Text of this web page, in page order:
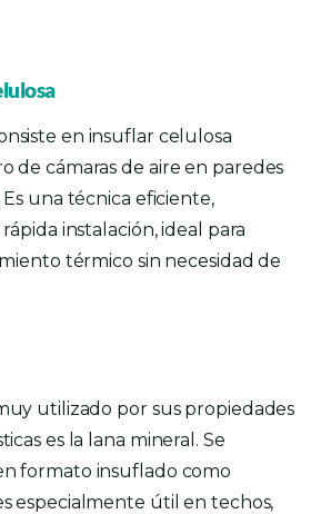
en insuflar celulosa
de cámaras de aire en paredes
Es una técnica eficiente,
instalación, ideal para
térmico sin necesidad de
utilizado por sus propiedades
es la lana mineral. Se
formato insuflado como
especialmente útil en techos,